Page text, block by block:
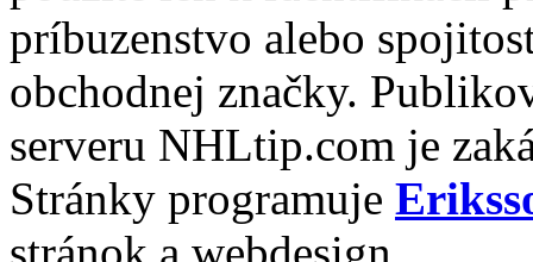
príbuzenstvo alebo
obchodnej značky.
serveru NHLtip.com je
Stránky programuje
stránok a webdesign